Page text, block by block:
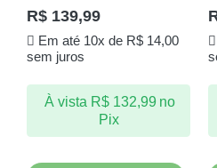
R$ 139,99
Em até 10x de R$14,00
sem juros
À vista R$132,99 no
Pix